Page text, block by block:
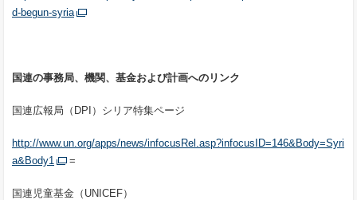
d-begun-syria
国連の事務局、機関、基金および計画へのリンク
国連広報局（DPI）シリア特集ページ
http://www.un.org/apps/news/infocusRel.asp?infocusID=146&Body=Syri
a&Body1
=
国連児童基金（UNICEF）